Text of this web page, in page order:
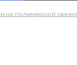
на полимерной